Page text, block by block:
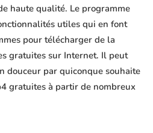
haute qualité. Le programme
utiles qui en font
pour télécharger de la
gratuites sur Internet. Il peut
douceur par quiconque souhaite
gratuites à partir de nombreux